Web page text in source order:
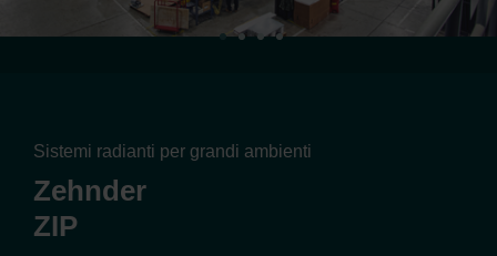
Sistemi radianti per grandi ambienti
Zehnder
ZIP